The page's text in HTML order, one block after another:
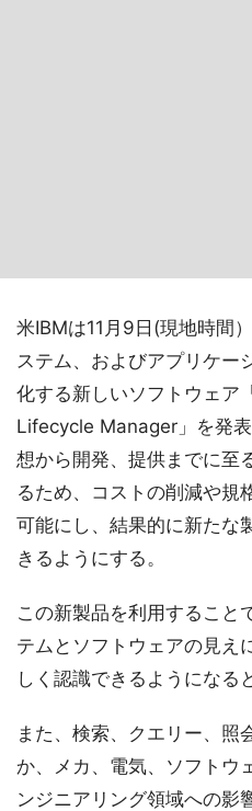
米IBMは11月9日(現地時間
ステム、およびアプリケー
化する新しいソフトウェア
Lifecycle Manager」を発
想から開発、提供までに至
るため、コストの削減や規
可能にし、結果的に新たな
きるようにする。
この新製品を利用すること
テムとソフトウェアの見え
しく認識できるようになる
また、検索、クエリー、照
か、メカ、電気、ソフトウ
ンジニアリング領域への影